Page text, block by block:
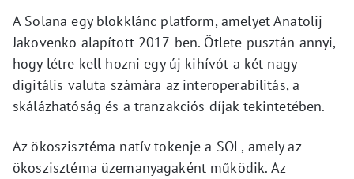
A Solana egy blokklánc platform, amelyet Anatolij
Jakovenko alapított 2017-ben. Ötlete pusztán annyi,
hogy létre kell hozni egy új kihívót a két nagy
digitális valuta számára az interoperabilitás, a
skálázhatóság és a tranzakciós díjak tekintetében.
Az ökoszisztéma natív tokenje a SOL, amely az
ökoszisztéma üzemanyagaként működik. Az